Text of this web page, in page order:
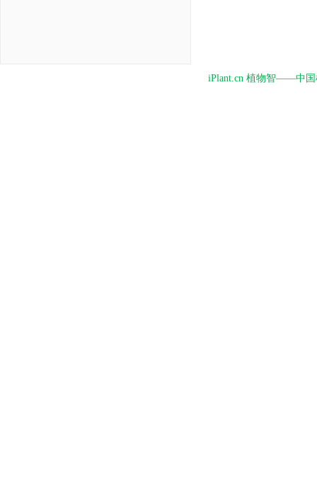
iPlant.cn 植物智——中国